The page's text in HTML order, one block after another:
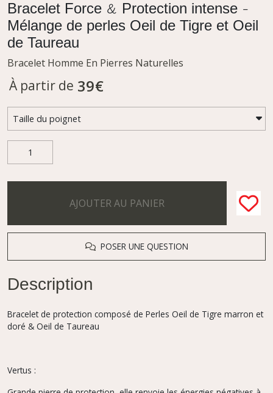
Bracelet Force & Protection intense -
Mélange de perles Oeil de Tigre et Oeil
de Taureau
Bracelet Homme En Pierres Naturelles
À partir de 39€
AJOUTER AU PANIER
POSER UNE QUESTION
Description
Bracelet de protection composé de Perles Oeil de Tigre marron et
doré & Oeil de Taureau
Vertus :